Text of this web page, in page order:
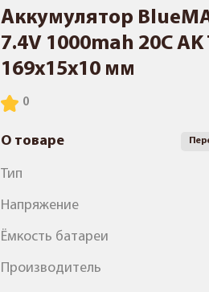
Аккумулятор
7.4V 1000mah 20C
169x15x10 мм
О товаре
Тип
Напряжение
Ёмкость батареи
Производитель